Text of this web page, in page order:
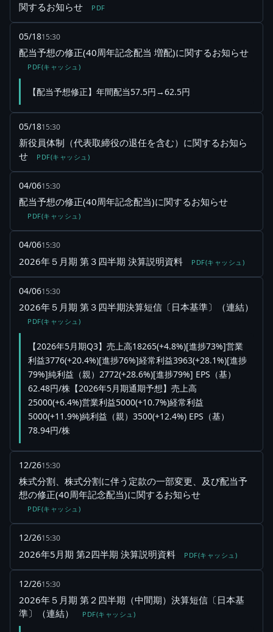
関するお知らせ PDF
05/1815:30
配当予想の修正(40周年記念配当 増配)に関するお知らせ
PDF(キャッシュ)
【配当予想修正】年間配当57.5円→62.5円
05/1815:30
新役員体制（代表取締役の退任を含む）に関するお知ら
せ
PDF(キャッシュ)
04/0615:30
配当予想の修正(40周年記念配当)に関するお知らせ
PDF(キャッシュ)
04/0615:30
2026年５月期 第３四半期 決算説明資料 PDF(キャッシュ)
04/0615:30
2026年５月期 第３四半期決算短信〔日本基準〕（連結）
PDF(キャッシュ)
【2026年5月期Q3】売上高18265(+4.8%)[進捗73%]営業
利益3776(+20.4%)[進捗76%]経常利益3963(+28.1%)[進捗
79%]純利益（親）2772(+28.6%)[進捗79%] EPS（基）
62.48円/株【2026年5月期通期予想】売上高
25000(+6.4%)営業利益5000(+10.7%)経常利益
5000(+11.9%)純利益（親）3500(+12.4%) EPS（基）
78.94円/株
12/2615:30
株式分割、株式分割に伴う定款の一部変更、及び配当予
想の修正(40周年記念配当)に関するお知らせ
PDF(キャッシュ)
12/2615:30
2026年5月期 第2四半期 決算説明資料 PDF(キャッシュ)
12/2615:30
2026年５月期 第２四半期（中間期）決算短信〔日本基
準〕（連結）
PDF(キャッシュ)